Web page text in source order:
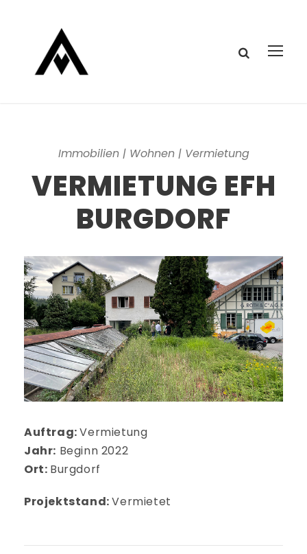
Immobilien | Wohnen | Vermietung
VERMIETUNG EFH
BURGDORF
Auftrag:Vermietung
Jahr: Beginn 2022
Ort: Burgdorf
Projektstand:Vermietet